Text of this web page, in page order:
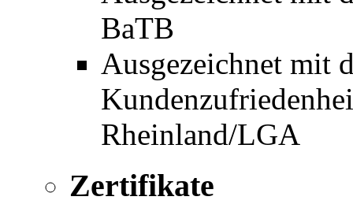
BaTB
Ausgezeichnet mit
Rheinland/LGA
Zertifikate